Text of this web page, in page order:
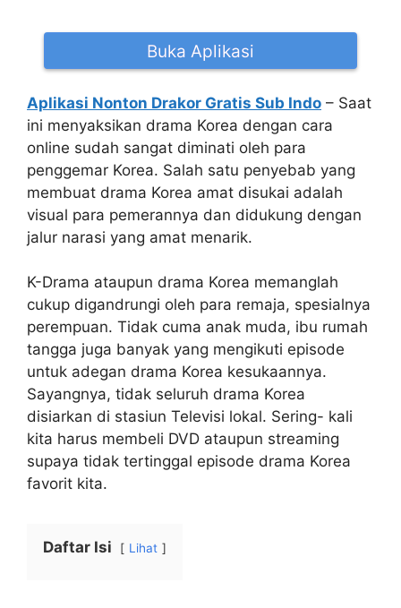
Buka Aplikasi
Aplikasi Nonton Drakor Gratis Sub Indo – Saat
ini menyaksikan drama Korea dengan cara
online sudah sangat diminati oleh para
penggemar Korea. Salah satu penyebab yang
membuat drama Korea amat disukai adalah
visual para pemerannya dan didukung dengan
jalur narasi yang amat menarik.
K-Drama ataupun drama Korea memanglah
cukup digandrungi oleh para remaja, spesialnya
perempuan. Tidak cuma anak muda, ibu rumah
tangga juga banyak yang mengikuti episode
untuk adegan drama Korea kesukaannya.
Sayangnya, tidak seluruh drama Korea
disiarkan di stasiun Televisi lokal. Sering- kali
kita harus membeli DVD ataupun streaming
supaya tidak tertinggal episode drama Korea
favorit kita.
Daftar Isi Lihat